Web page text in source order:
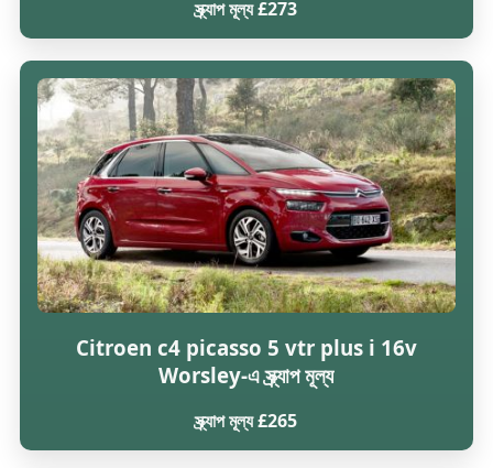
স্ক্র্যাপ মূল্য £273
Citroen c4 picasso 5 vtr plus i 16v
Worsley-এ স্ক্র্যাপ মূল্য
স্ক্র্যাপ মূল্য £265